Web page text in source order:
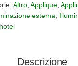
Altro, Applique,
esterna
Descrizione